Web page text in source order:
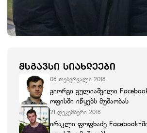
ᲛᲡᲒᲐᲕᲡᲘ ᲡᲘᲐᲮᲚᲔᲔᲑᲘ
06 თებერვალი 2018
გიორგი გულიაშვილი
ოფისში იწყებს მუშაობას
21 დეკემბერი 2018
ირაკლი ფოფხაძე Facebook-